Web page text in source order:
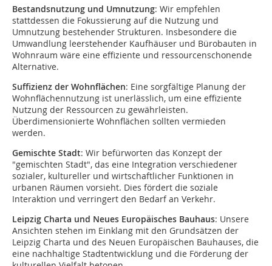
Bestandsnutzung und Umnutzung: Wir empfehlen
stattdessen die Fokussierung auf die Nutzung und
Umnutzung bestehender Strukturen. Insbesondere die
Umwandlung leerstehender Kaufhäuser und Bürobauten in
Wohnraum wäre eine effiziente und ressourcenschonende
Alternative.
Suffizienz der Wohnflächen: Eine sorgfältige Planung der
Wohnflächennutzung ist unerlässlich, um eine effiziente
Nutzung der Ressourcen zu gewährleisten.
Überdimensionierte Wohnflächen sollten vermieden
werden.
Gemischte Stadt: Wir befürworten das Konzept der
"gemischten Stadt", das eine Integration verschiedener
sozialer, kultureller und wirtschaftlicher Funktionen in
urbanen Räumen vorsieht. Dies fördert die soziale
Interaktion und verringert den Bedarf an Verkehr.
Leipzig Charta und Neues Europäisches Bauhaus: Unsere
Ansichten stehen im Einklang mit den Grundsätzen der
Leipzig Charta und des Neuen Europäischen Bauhauses, die
eine nachhaltige Stadtentwicklung und die Förderung der